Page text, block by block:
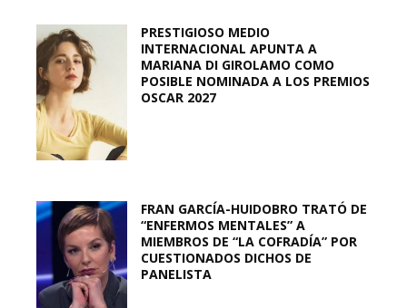
PRESTIGIOSO MEDIO
INTERNACIONAL APUNTA A
MARIANA DI GIROLAMO COMO
POSIBLE NOMINADA A LOS PREMIOS
OSCAR 2027
FRAN GARCÍA-HUIDOBRO TRATÓ DE
“ENFERMOS MENTALES” A
MIEMBROS DE “LA COFRADÍA” POR
CUESTIONADOS DICHOS DE
PANELISTA